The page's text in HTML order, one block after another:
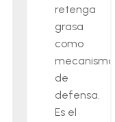
retenga
grasa
como
mecanismo
de
defensa.
Es el